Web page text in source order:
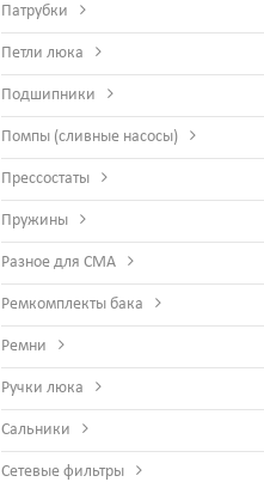
Патрубки
Петли люка
Подшипники
Помпы (сливные насосы)
Прессостаты
Пружины
Разное для СМА
Ремкомплекты бака
Ремни
Ручки люка
Сальники
Сетевые фильтры